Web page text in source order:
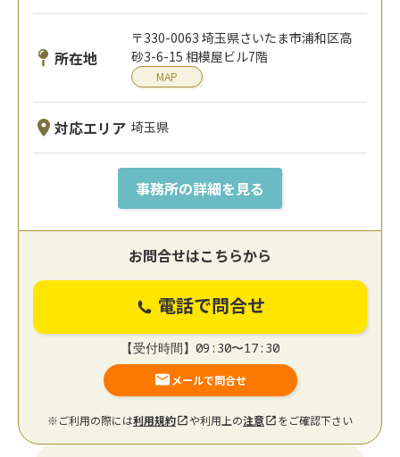
所在地
〒330-0063 埼玉県さいたま市浦和区高
砂3-6-15 相模屋ビル7階
MAP
対応エリア 埼玉県
事務所の詳細を見る
お問合せはこちらから
電話で問合せ
【受付時間】09:30〜17:30
メールで問合せ
※ご利用の際には利用規約 や利用上の注意 をご確認下さい